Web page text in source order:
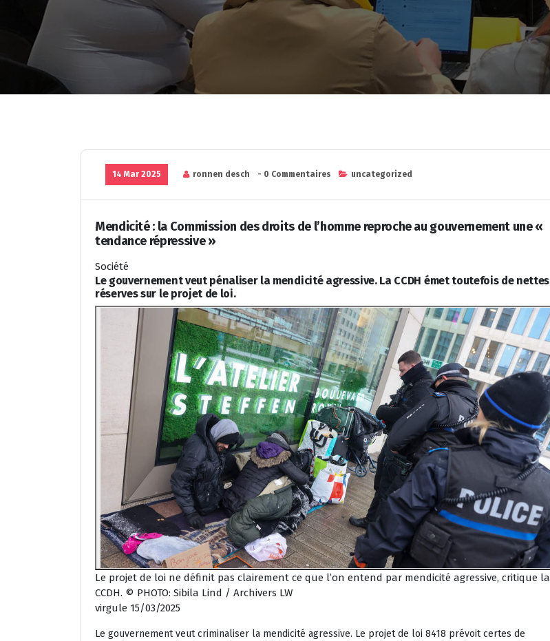
14 Mar 2025 ronnen desch - 0 Commentaires uncategorized
Mendicité : la Commission des droits de l’homme reproche au gouvernement une «
tendance répressive »
Société
Le gouvernement veut pénaliser la mendicité agressive. La CCDH émet toutefois de nettes
réserves sur le projet de loi.
Le projet de loi ne définit pas clairement ce que l’on entend par mendicité agressive, critique la
CCDH. © PHOTO: Sibila Lind / Archivers LW
virgule 15/03/2025
Le gouvernement veut criminaliser la mendicité agressive. Le projet de loi 8418 prévoit certes de